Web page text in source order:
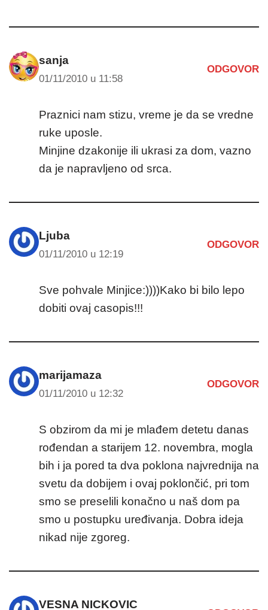
sanja
01/11/2010 u 11:58
ODGOVOR
Praznici nam stizu, vreme je da se vredne
ruke uposle.
Minjine dzakonije ili ukrasi za dom, vazno
da je napravljeno od srca.
Ljuba
01/11/2010 u 12:19
ODGOVOR
Sve pohvale Minjice:))))Kako bi bilo lepo
dobiti ovaj casopis!!!
marijamaza
01/11/2010 u 12:32
ODGOVOR
S obzirom da mi je mlađem detetu danas
rođendan a starijem 12. novembra, mogla
bih i ja pored ta dva poklona najvrednija na
svetu da dobijem i ovaj poklončić, pri tom
smo se preselili konačno u naš dom pa
smo u postupku uređivanja. Dobra ideja
nikad nije zgoreg.
VESNA NICKOVIC